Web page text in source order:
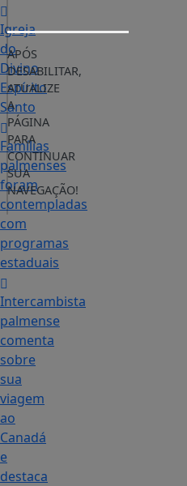
Igreja
do
Divino
Espírito
Santo
Famílias
palmenses
foram
contempladas
com
programas
estaduais
Intercambista
palmense
comenta
sobre
sua
viagem
ao
Canadá
e
destaca
APÓS
DESABILITAR,
ATUALIZE
A
PÁGINA
PARA
CONTINUAR
SUA
NAVEGAÇÃO!